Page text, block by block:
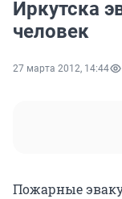
Иркутска
человек
27 марта 2012, 14:44
Пожарные